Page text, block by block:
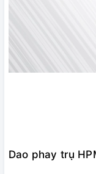
Dao phay trụ